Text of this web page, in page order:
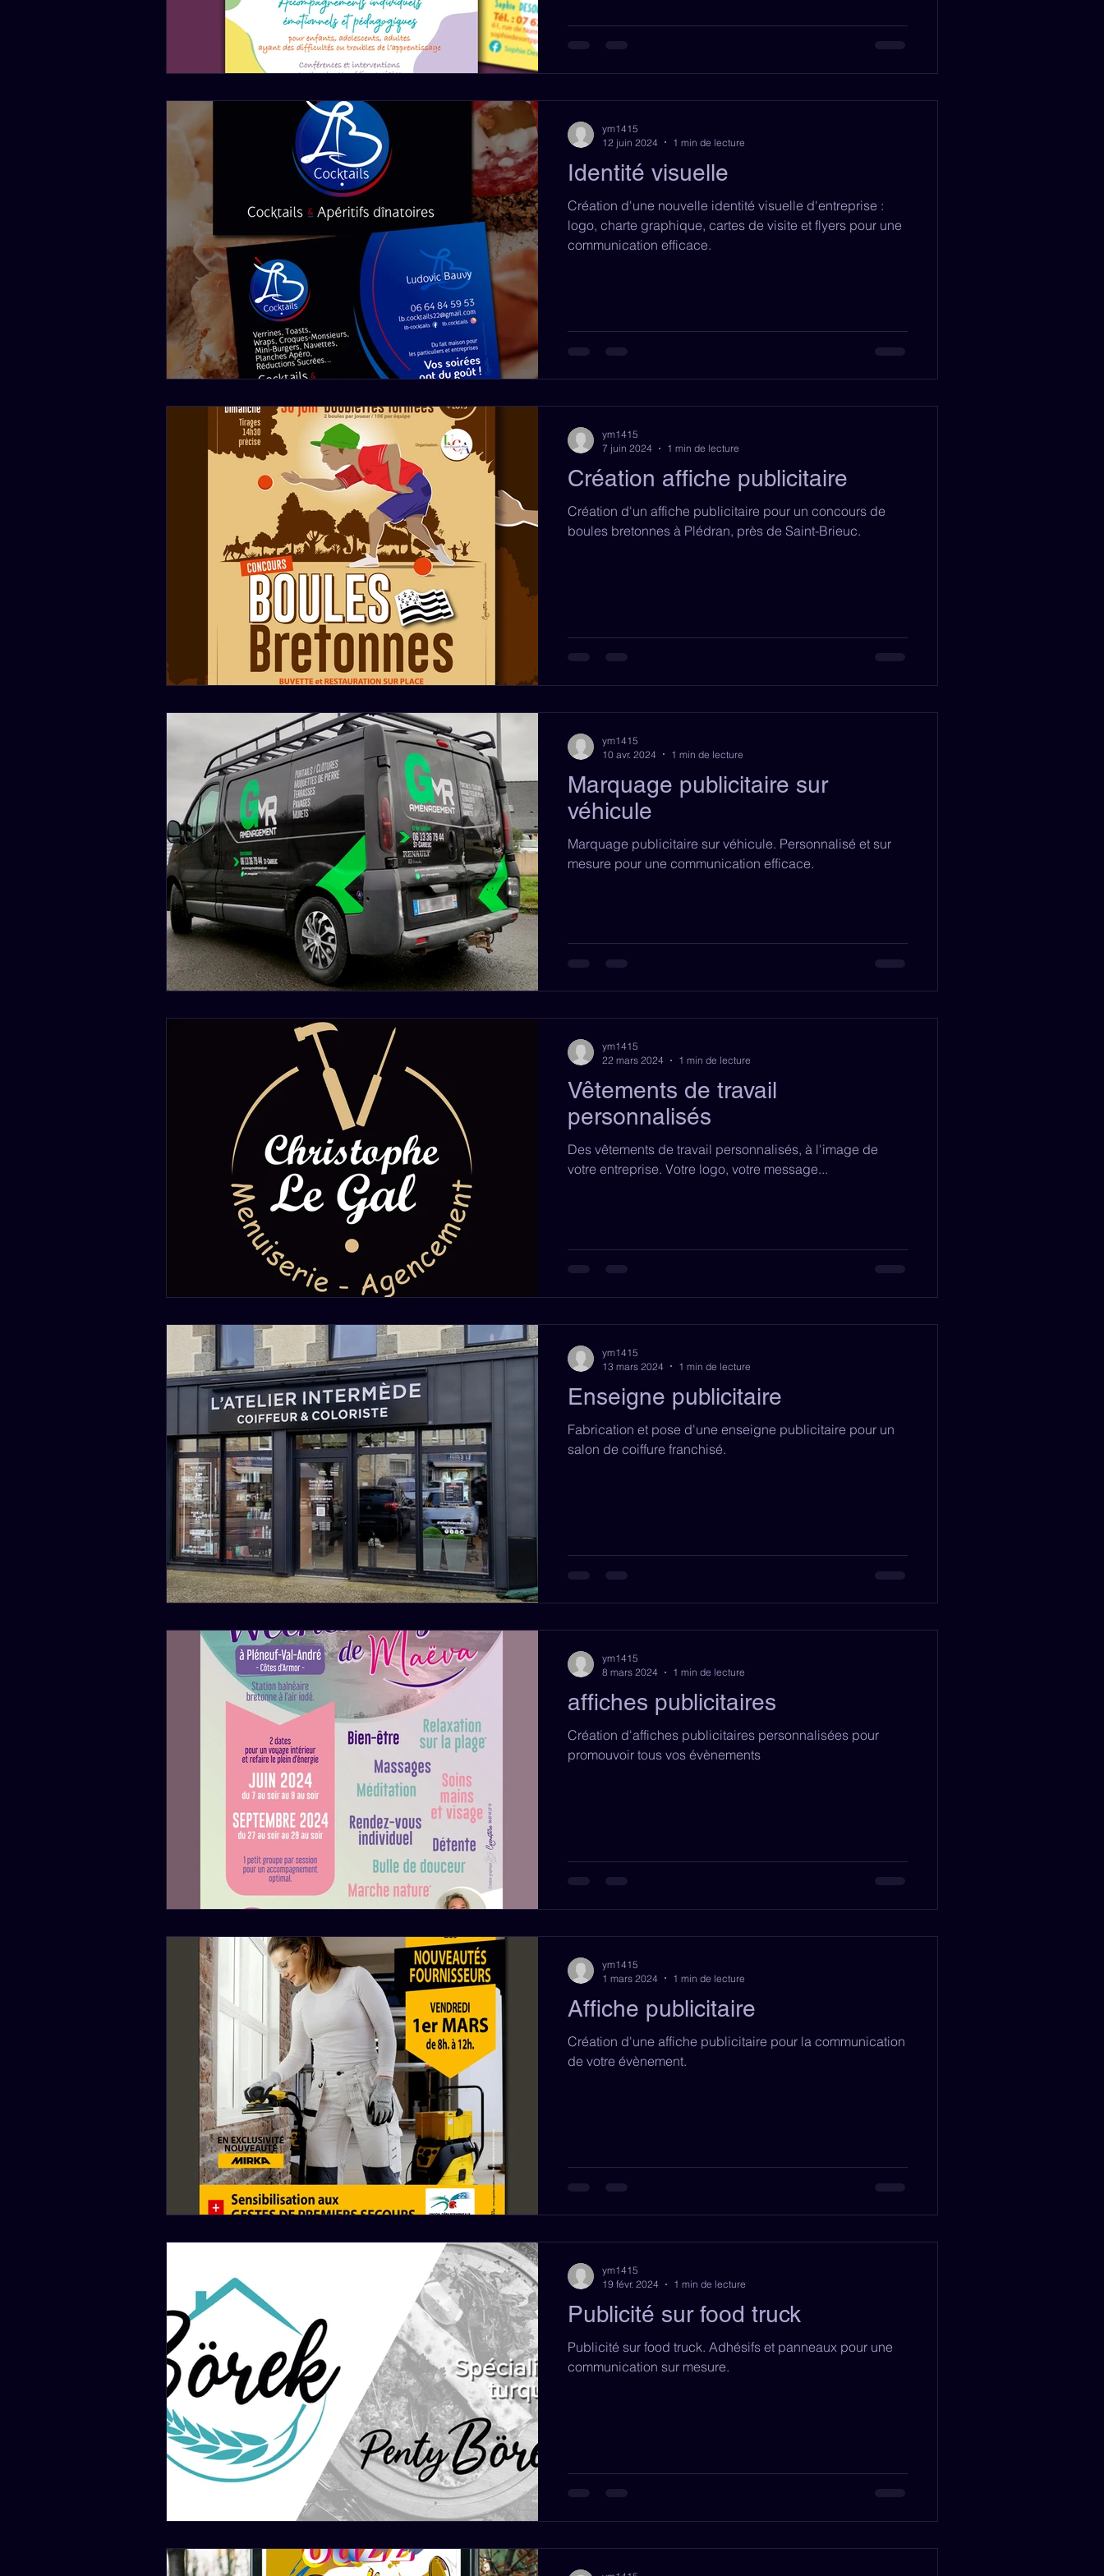
Identité visuelle
Création d'une nouvelle identité visuelle d'entreprise :
logo, charte graphique, cartes de visite et flyers pour une
communication efficace.
ym1415
12 juin 2024
1 min de lecture
Création affiche publicitaire
Création d'un affiche publicitaire pour un concours de
boules bretonnes à Plédran, près de Saint-Brieuc.
ym1415
7 juin 2024
1 min de lecture
Marquage publicitaire sur
véhicule
Marquage publicitaire sur véhicule. Personnalisé et sur
mesure pour une communication efficace.
ym1415
10 avr. 2024
1 min de lecture
Vêtements de travail
personnalisés
Des vêtements de travail personnalisés, à l'image de
votre entreprise. Votre logo, votre message...
ym1415
22 mars 2024
1 min de lecture
Enseigne publicitaire
Fabrication et pose d'une enseigne publicitaire pour un
salon de coiffure franchisé.
ym1415
13 mars 2024
1 min de lecture
affiches publicitaires
Création d'affiches publicitaires personnalisées pour
promouvoir tous vos évènements
ym1415
8 mars 2024
1 min de lecture
Affiche publicitaire
Création d'une affiche publicitaire pour la communication
de votre évènement.
ym1415
1 mars 2024
1 min de lecture
Publicité sur food truck
Publicité sur food truck. Adhésifs et panneaux pour une
communication sur mesure.
ym1415
19 févr. 2024
1 min de lecture